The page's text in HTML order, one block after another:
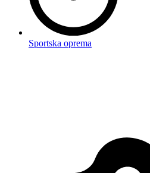
Sportska oprema